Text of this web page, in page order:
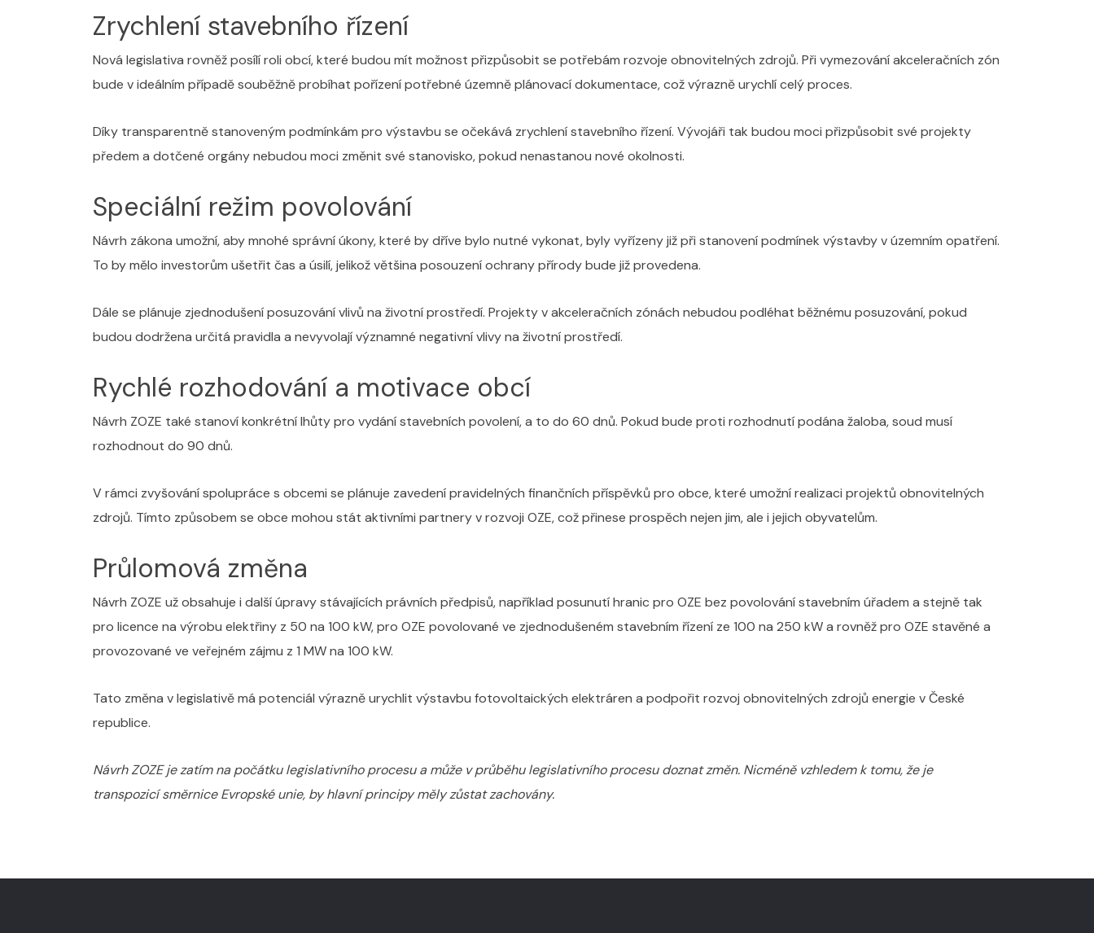
Zrychlení stavebního řízení
Nová legislativa rovněž posílí roli obcí, které budou mít možnost přizpůsobit se potřebám rozvoje obnovitelných zdrojů. Při vymezování akceleračních zón
bude v ideálním případě souběžně probíhat pořízení potřebné územně plánovací dokumentace, což výrazně urychlí celý proces.
Díky transparentně stanoveným podmínkám pro výstavbu se očekává zrychlení stavebního řízení. Vývojáři tak budou moci přizpůsobit své projekty
předem a dotčené orgány nebudou moci změnit své stanovisko, pokud nenastanou nové okolnosti.
Speciální režim povolování
Návrh zákona umožní, aby mnohé správní úkony, které by dříve bylo nutné vykonat, byly vyřízeny již při stanovení podmínek výstavby v územním opatření.
To by mělo investorům ušetřit čas a úsilí, jelikož většina posouzení ochrany přírody bude již provedena.
Dále se plánuje zjednodušení posuzování vlivů na životní prostředí. Projekty v akceleračních zónách nebudou podléhat běžnému posuzování, pokud
budou dodržena určitá pravidla a nevyvolají významné negativní vlivy na životní prostředí.
Rychlé rozhodování a motivace obcí
Návrh ZOZE také stanoví konkrétní lhůty pro vydání stavebních povolení, a to do 60 dnů. Pokud bude proti rozhodnutí podána žaloba, soud musí
rozhodnout do 90 dnů.
V rámci zvyšování spolupráce s obcemi se plánuje zavedení pravidelných finančních příspěvků pro obce, které umožní realizaci projektů obnovitelných
zdrojů. Tímto způsobem se obce mohou stát aktivními partnery v rozvoji OZE, což přinese prospěch nejen jim, ale i jejich obyvatelům.
Průlomová změna
Návrh ZOZE už obsahuje i další úpravy stávajících právních předpisů, například posunutí hranic pro OZE bez povolování stavebním úřadem a stejně tak
pro licence na výrobu elektřiny z 50 na 100 kW, pro OZE povolované ve zjednodušeném stavebním řízení ze 100 na 250 kW a rovněž pro OZE stavěné a
provozované ve veřejném zájmu z 1 MW na 100 kW.
Tato změna v legislativě má potenciál výrazně urychlit výstavbu fotovoltaických elektráren a podpořit rozvoj obnovitelných zdrojů energie v České
republice.
Návrh ZOZE je zatím na počátku legislativního procesu a může v průběhu legislativního procesu doznat změn. Nicméně vzhledem k tomu, že je
transpozicí směrnice Evropské unie, by hlavní principy měly zůstat zachovány.